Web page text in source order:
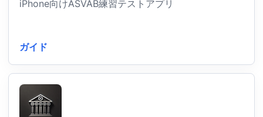
iPhone向けASVAB練習テストアプリ
ガイド